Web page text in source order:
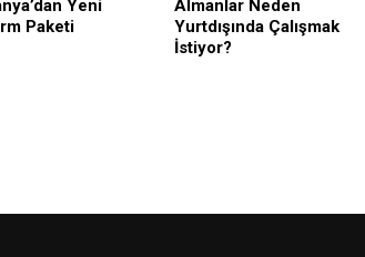
Yeni
Paketi
Almanlar Neden
Yurtdışında Çalışmak
İstiyor?